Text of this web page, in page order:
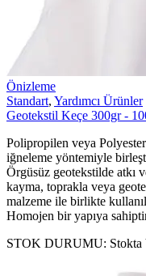
Önizleme
Standart, Yardımcı Ürünler
Geotekstil Keçe 300gr -
Polipropilen veya
iğneleme yöntemiyle
Örgüsüz geotekstilde atkı
kayma, toprakla veya
malzeme ile birlikte
Homojen bir yapıya
STOK DURUMU: Stokta